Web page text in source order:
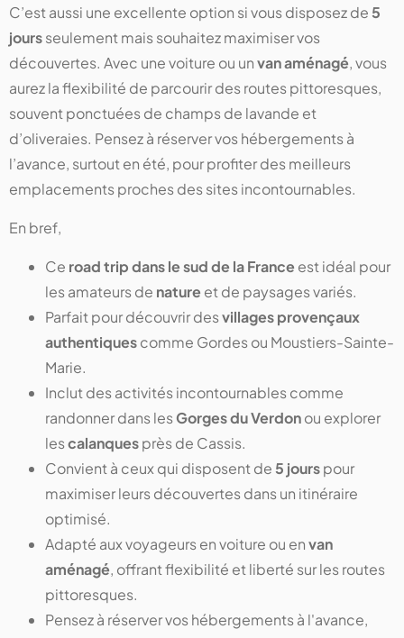
C’est aussi une excellente option si vous disposez de5
joursseulement mais souhaitez maximiser vos
découvertes. Avec une voiture ou unvan aménagé, vous
aurez la flexibilité de parcourir des routes pittoresques,
souvent ponctuées de champs de lavande et
d’oliveraies. Pensez à réserver vos hébergements à
l’avance, surtout en été, pour profiter des meilleurs
emplacements proches des sites incontournables.
En bref,
Ce road trip dans le sud de la Franceest idéal pour
les amateurs de natureet de paysages variés.
Parfait pour découvrir desvillages provençaux
authentiquescomme Gordes ou Moustiers-Sainte-
Marie.
Inclut des activités incontournables comme
randonner dans lesGorges du Verdonou explorer
lescalanquesprès de Cassis.
Convient à ceux qui disposent de5 jourspour
maximiser leurs découvertes dans un itinéraire
optimisé.
Adapté aux voyageurs en voiture ou envan
aménagé, offrant flexibilité et liberté sur les routes
pittoresques.
Pensez à réserver vos hébergements à l'avance,